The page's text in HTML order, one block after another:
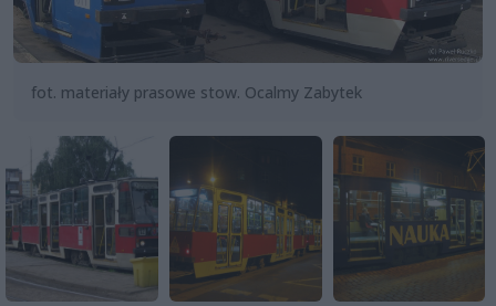
fot. materiały prasowe stow. Ocalmy Zabytek